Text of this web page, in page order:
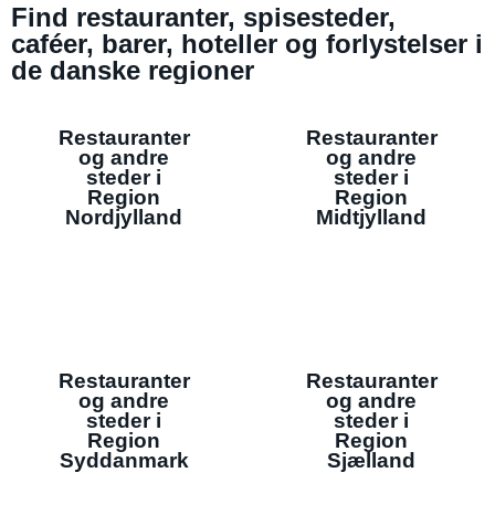
Find restauranter, spisesteder,
caféer, barer, hoteller og forlystelser i
de danske regioner
Restauranter
og andre
steder i
Region
Nordjylland
Restauranter
og andre
steder i
Region
Midtjylland
Restauranter
og andre
steder i
Region
Syddanmark
Restauranter
og andre
steder i
Region
Sjælland